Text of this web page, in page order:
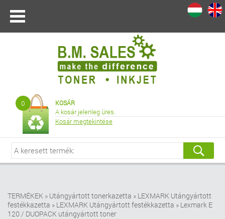
0 KOSÁR
A kosár jelenleg üres.
Kosár megtekintése
TERMÉKEK » Utángyártott tonerkazetta » LEXMARK Utángyártott
festékkazetta » LEXMARK Utángyártott festékkazetta » Lexmark E
120 / DUOPACK utángyártott toner